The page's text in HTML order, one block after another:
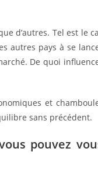
d’autres. Tel est le
autres pays à se
De quoi
et
sans précédent.
pouvez